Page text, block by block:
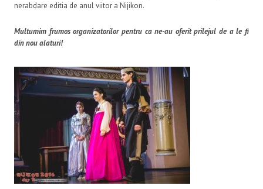
nerabdare editia de anul viitor a Nijikon.
Multumim frumos organizatorilor pentru ca ne-au oferit prilejul de a le fi
din nou alaturi!